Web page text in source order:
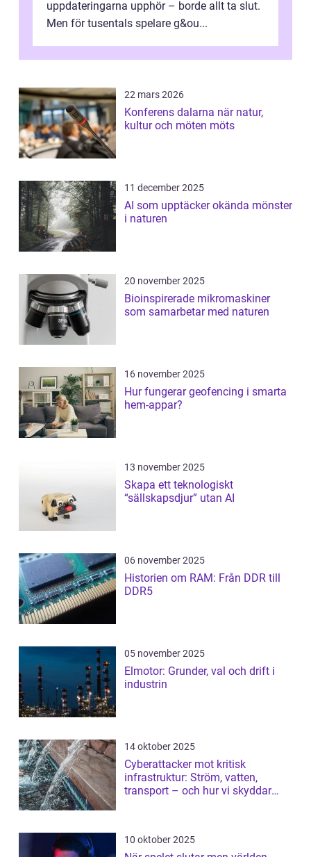
uppdateringarna upphör – borde allt ta slut.
Men för tusentals spelare g&ou...
22 mars 2026
Konferens dalarna när natur,
kultur och möten möts
11 december 2025
AI som upptäcker okända mönster
i naturen
20 november 2025
Bioinspirerade mikromaskiner
som samarbetar med naturen
16 november 2025
Hur fungerar geofencing i smarta
hem-appar?
13 november 2025
Skapa ett teknologiskt
“sällskapsdjur” utan AI
06 november 2025
Historien om RAM: Från DDR till
DDR5
05 november 2025
Elmotor: Grunder, val och drift i
industrin
14 oktober 2025
Cyberattacker mot kritisk
infrastruktur: Ström, vatten,
transport – och hur vi skyddar
10 oktober 2025